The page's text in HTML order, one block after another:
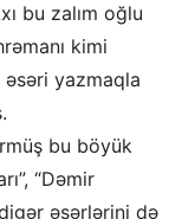
bu zalım oğlu
kimi
əsəri yazmaqla
bu böyük
“Dəmir
digər əsərlərini də